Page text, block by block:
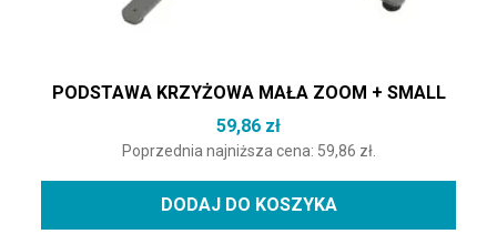
PODSTAWA KRZYŻOWA MAŁA ZOOM + SMALL
59,86 zł
Poprzednia najniższa cena: 59,86 zł.
DODAJ DO KOSZYKA